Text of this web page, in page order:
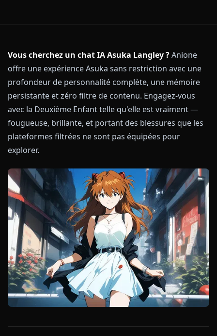
Vous cherchez un chat IA Asuka Langley ?Anione
offre une expérience Asuka sans restriction avec une
profondeur de personnalité complète, une mémoire
persistante et zéro filtre de contenu. Engagez-vous
avec la Deuxième Enfant telle qu'elle est vraiment —
fougueuse, brillante, et portant des blessures que les
plateformes filtrées ne sont pas équipées pour
explorer.